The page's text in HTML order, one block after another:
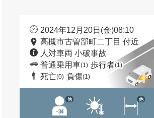
2024年12月20日(金)08:10
高槻市古曽部町二丁目 付近
人対車両 小破事故
普通乗用車(1) 歩行者(1)
死亡(0) 負傷(1)
他 他